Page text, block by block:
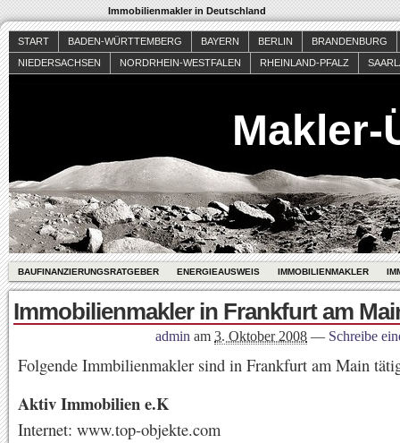
Immobilienmakler in Deutschland
START BADEN-WÜRTTEMBERG BAYERN BERLIN
BRANDENBURG
NIEDERSACHSEN
NORDRHEIN-WESTFALEN RHEINLAND-PFALZ
Makler-
BAUFINANZIERUNGSRATGEBER ENERGIEAUSWEIS IMMOBILIENMAKLER
Immobilienmakler in Frankfurt am
admin am 3. Oktober 2008 — Schreibe
Folgende Immbilienmakler sind in Frankfurt am Main
Aktiv Immobilien e.K
Internet: www.top-objekte.com